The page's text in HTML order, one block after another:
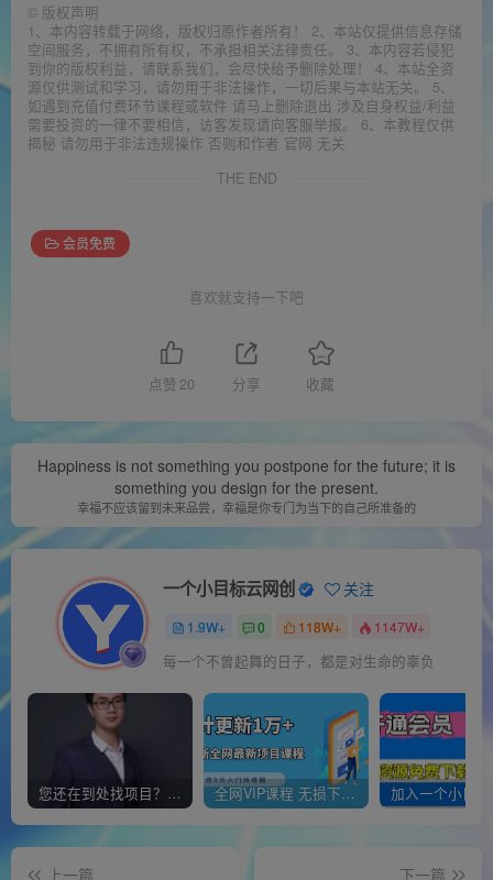
© 版权声明
1、本内容转载于网络，版权归原作者所有！ 2、本站仅提供信息存储
空间服务，不拥有所有权，不承担相关法律责任。 3、本内容若侵犯
到你的版权利益，请联系我们，会尽快给予删除处理！ 4、本站全资
源仅供测试和学习，请勿用于非法操作，一切后果与本站无关。 5、
如遇到充值付费环节课程或软件 请马上删除退出 涉及自身权益/利益
需要投资的一律不要相信，访客发现请向客服举报。 6、本教程仅供
揭秘 请勿用于非法违规操作 否则和作者 官网 无关
THE END
会员免费
喜欢就支持一下吧
点赞 20 分享 收藏
Happiness is not something you postpone for the future; it is
something you design for the present.
幸福不应该留到未来品尝，幸福是你专门为当下的自己所准备的
一个小目标云网创 关注
1.9W+ 0 118W+ 1147W+
每一个不曾起舞的日子，都是对生命的辜负
您还在到处找项目？还在当韭菜？我靠经营“一个小目标网创商城”年入百W+，曾经我也负债累累! 全网VIP课程 无损下载~
上一篇
下一篇